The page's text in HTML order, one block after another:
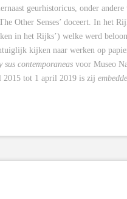
geurhistoricus, onder
Other Senses’ doceert. In het
in het Rijks’) welke werd
kijken naar werken op
sus contemporaneasvoor Museo
2015 tot 1 april 2019 is zij